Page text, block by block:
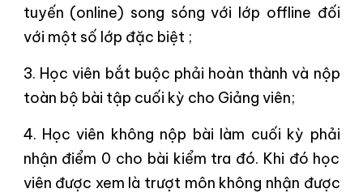
tuyến (online) song sóng với lớp offline đối
với một số lớp đặc biệt ;
3. Học viên bắt buộc phải hoàn thành và nộp
toàn bộ bài tập cuối kỳ cho Giảng viên;
4. Học viên không nộp bài làm cuối kỳ phải
nhận điểm 0 cho bài kiểm tra đó. Khi đó học
viên được xem là trượt môn không nhận được